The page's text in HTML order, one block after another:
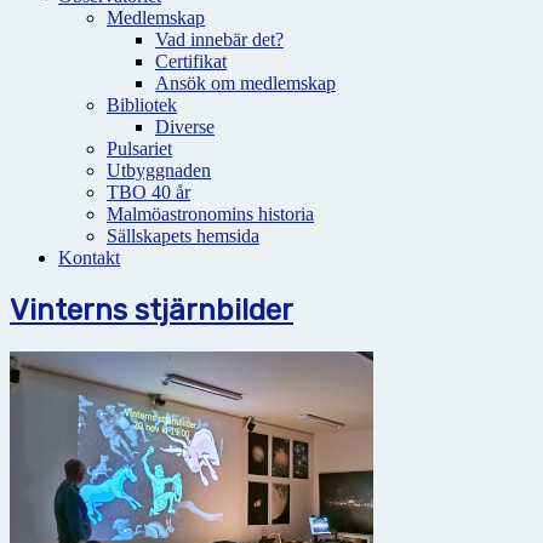
Medlemskap
Vad innebär det?
Certifikat
Ansök om medlemskap
Bibliotek
Diverse
Pulsariet
Utbyggnaden
TBO 40 år
Malmöastronomins historia
Sällskapets hemsida
Kontakt
Vinterns stjärnbilder